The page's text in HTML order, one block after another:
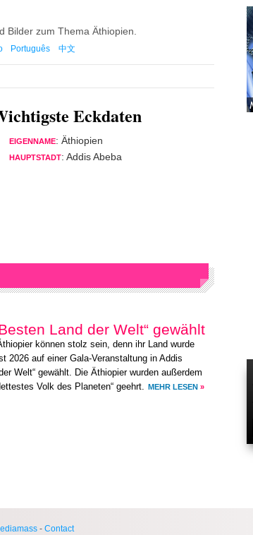
Bilder zum Thema Äthiopien.
Português 中文
Eckdaten
EIGENNAME: Äthiopien
HAUPTSTADT: Addis Abeba
Land der Welt“ gewählt
können stolz sein, denn ihr Land wurde
2026 auf einer Gala-Veranstaltung in Addis
Welt“ gewählt. Die Äthiopier wurden außerdem
Volk des Planeten“ geehrt. MEHR LESEN »
- Contact